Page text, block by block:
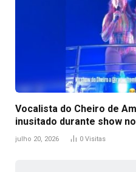
Vocalista do Cheiro de
inusitado durante show no
julho 20, 2026 0 Visitas